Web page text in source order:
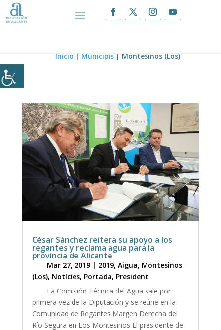
Inicio | Municipis | Montesinos (Los)
César Sánchez reitera su apoyo a los
regantes y reclama agua para la
provincia de Alicante
Mar 27, 2019| 2019, Aigua, Montesinos
(Los), Notícies, Portada, President
La Comisión Técnica del Agua sale por
primera vez de la Diputación y se reúne en la
Comunidad de Regantes Margen Derecha del
Río Segura en Los Montesinos El presidente de